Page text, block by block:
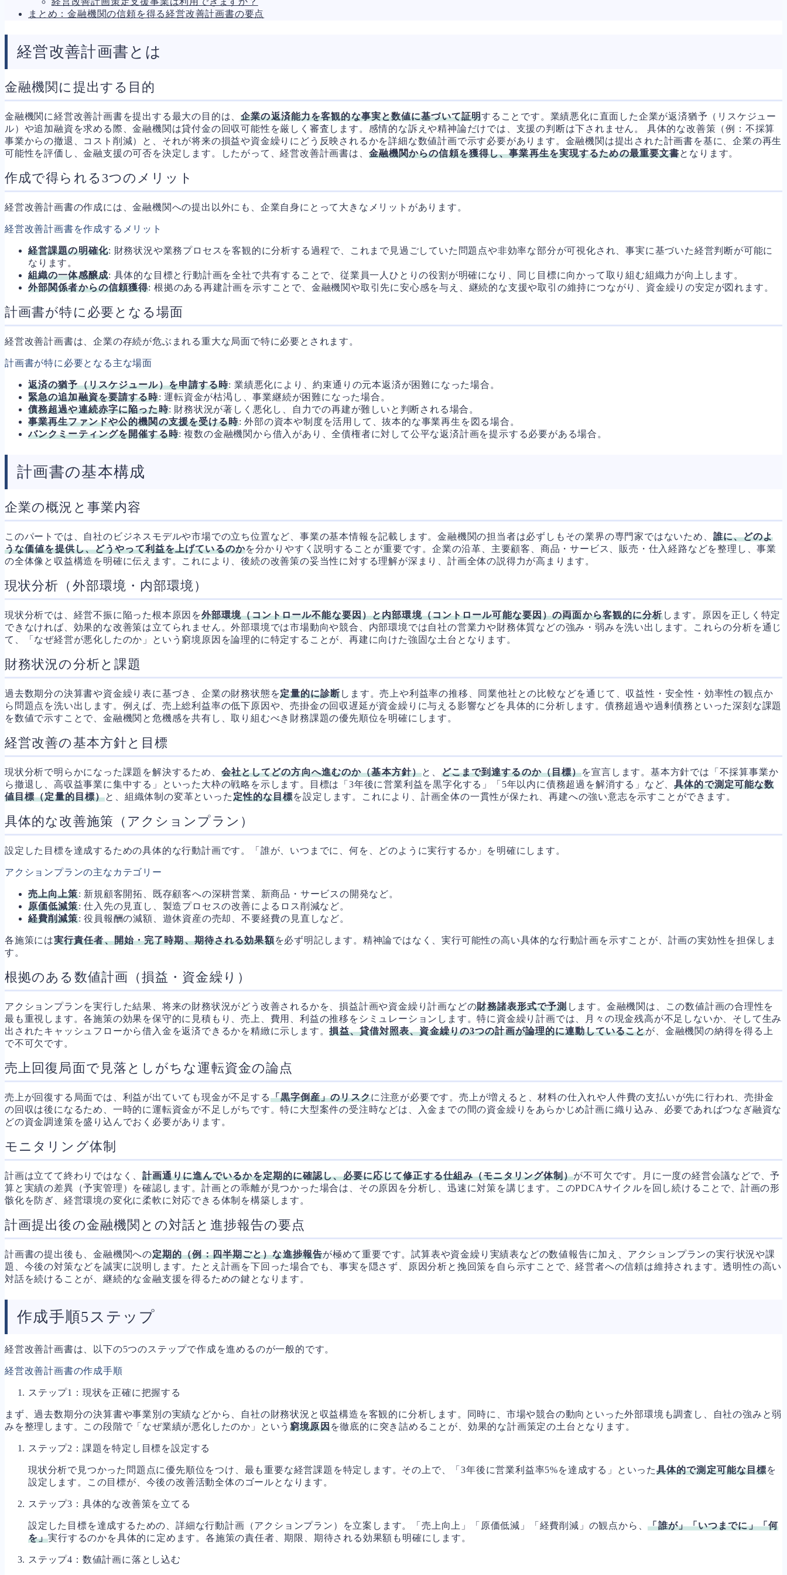
人事労務572
人件費21
労災・ハラスメント
149
解雇・退職129
品質・リコール 48
情報漏洩・サイバー269
手続701
私的整理151
法的整理 476
債権者対応19
まとめ：金融機関の信頼を得る経営改善計画書の要点
経営改善計画書とは
金融機関に提出する目的
金融機関に経営改善計画書を提出する最大の目的は、企業の返済能力を客観的な事実と数値に基づいて証明することです。業績悪化に直面した企業が返済猶予（リスケジュー
ル）や追加融資を求める際、金融機関は貸付金の回収可能性を厳しく審査します。感情的な訴えや精神論だけでは、支援の判断は下されません。 具体的な改善策（例：不採算
事業からの撤退、コスト削減）と、それが将来の損益や資金繰りにどう反映されるかを詳細な数値計画で示す必要があります。金融機関は提出された計画書を基に、企業の再生
可能性を評価し、金融支援の可否を決定します。したがって、経営改善計画書は、 金融機関からの信頼を獲得し、事業再生を実現するための最重要文書となります。
作成で得られる3つのメリット
経営改善計画書の作成には、金融機関への提出以外にも、企業自身にとって大きなメリットがあります。
経営改善計画書を作成するメリット
経営課題の明確化: 財務状況や業務プロセスを客観的に分析する過程で、これまで見過ごしていた問題点や非効率な部分が可視化され、事実に基づいた経営判断が可能に
なります。
組織の一体感醸成: 具体的な目標と行動計画を全社で共有することで、従業員一人ひとりの役割が明確になり、同じ目標に向かって取り組む組織力が向上します。
外部関係者からの信頼獲得: 根拠のある再建計画を示すことで、金融機関や取引先に安心感を与え、継続的な支援や取引の維持につながり、資金繰りの安定が図れます。
計画書が特に必要となる場面
経営改善計画書は、企業の存続が危ぶまれる重大な局面で特に必要とされます。
計画書が特に必要となる主な場面
返済の猶予（リスケジュール）を申請する時: 業績悪化により、約束通りの元本返済が困難になった場合。
緊急の追加融資を要請する時: 運転資金が枯渇し、事業継続が困難になった場合。
債務超過や連続赤字に陥った時: 財務状況が著しく悪化し、自力での再建が難しいと判断される場合。
事業再生ファンドや公的機関の支援を受ける時: 外部の資本や制度を活用して、抜本的な事業再生を図る場合。
バンクミーティングを開催する時: 複数の金融機関から借入があり、全債権者に対して公平な返済計画を提示する必要がある場合。
計画書の基本構成
企業の概況と事業内容
このパートでは、自社のビジネスモデルや市場での立ち位置など、事業の基本情報を記載します。金融機関の担当者は必ずしもその業界の専門家ではないため、 誰に、どのよ
うな価値を提供し、どうやって利益を上げているのかを分かりやすく説明することが重要です。企業の沿革、主要顧客、商品・サービス、販売・仕入経路などを整理し、事業
の全体像と収益構造を明確に伝えます。これにより、後続の改善策の妥当性に対する理解が深まり、計画全体の説得力が高まります。
現状分析（外部環境・内部環境）
現状分析では、経営不振に陥った根本原因を外部環境（コントロール不能な要因）と内部環境（コントロール可能な要因）の両面から客観的に分析します。原因を正しく特定
できなければ、効果的な改善策は立てられません。外部環境では市場動向や競合、内部環境では自社の営業力や財務体質などの強み・弱みを洗い出します。これらの分析を通じ
て、「なぜ経営が悪化したのか」という窮境原因を論理的に特定することが、再建に向けた強固な土台となります。
財務状況の分析と課題
過去数期分の決算書や資金繰り表に基づき、企業の財務状態を定量的に診断します。売上や利益率の推移、同業他社との比較などを通じて、収益性・安全性・効率性の観点か
ら問題点を洗い出します。例えば、売上総利益率の低下原因や、売掛金の回収遅延が資金繰りに与える影響などを具体的に分析します。債務超過や過剰債務といった深刻な課題
を数値で示すことで、金融機関と危機感を共有し、取り組むべき財務課題の優先順位を明確にします。
経営改善の基本方針と目標
現状分析で明らかになった課題を解決するため、 会社としてどの方向へ進むのか（基本方針）と、 どこまで到達するのか（目標）を宣言します。基本方針では「不採算事業か
ら撤退し、高収益事業に集中する」といった大枠の戦略を示します。目標は「3年後に営業利益を黒字化する」「5年以内に債務超過を解消する」など、具体的で測定可能な数
値目標（定量的目標）と、組織体制の変革といった定性的な目標を設定します。これにより、計画全体の一貫性が保たれ、再建への強い意志を示すことができます。
具体的な改善施策（アクションプラン）
設定した目標を達成するための具体的な行動計画です。「誰が、いつまでに、何を、どのように実行するか」を明確にします。
アクションプランの主なカテゴリー
売上向上策: 新規顧客開拓、既存顧客への深耕営業、新商品・サービスの開発など。
原価低減策: 仕入先の見直し、製造プロセスの改善によるロス削減など。
経費削減策: 役員報酬の減額、遊休資産の売却、不要経費の見直しなど。
各施策には実行責任者、開始・完了時期、期待される効果額を必ず明記します。精神論ではなく、実行可能性の高い具体的な行動計画を示すことが、計画の実効性を担保しま
す。
根拠のある数値計画（損益・資金繰り）
アクションプランを実行した結果、将来の財務状況がどう改善されるかを、損益計画や資金繰り計画などの財務諸表形式で予測します。金融機関は、この数値計画の合理性を
最も重視します。各施策の効果を保守的に見積もり、売上、費用、利益の推移をシミュレーションします。特に資金繰り計画では、月々の現金残高が不足しないか、そして生み
出されたキャッシュフローから借入金を返済できるかを精緻に示します。損益、貸借対照表、資金繰りの3つの計画が論理的に連動していることが、金融機関の納得を得る上
で不可欠です。
売上回復局面で見落としがちな運転資金の論点
売上が回復する局面では、利益が出ていても現金が不足する「黒字倒産」のリスクに注意が必要です。売上が増えると、材料の仕入れや人件費の支払いが先に行われ、売掛金
の回収は後になるため、一時的に運転資金が不足しがちです。特に大型案件の受注時などは、入金までの間の資金繰りをあらかじめ計画に織り込み、必要であればつなぎ融資な
どの資金調達策を盛り込んでおく必要があります。
モニタリング体制
計画は立てて終わりではなく、計画通りに進んでいるかを定期的に確認し、必要に応じて修正する仕組み（モニタリング体制）が不可欠です。月に一度の経営会議などで、予
算と実績の差異（予実管理）を確認します。計画との乖離が見つかった場合は、その原因を分析し、迅速に対策を講じます。このPDCAサイクルを回し続けることで、計画の形
骸化を防ぎ、経営環境の変化に柔軟に対応できる体制を構築します。
計画提出後の金融機関との対話と進捗報告の要点
計画書の提出後も、金融機関への定期的（例：四半期ごと）な進捗報告が極めて重要です。試算表や資金繰り実績表などの数値報告に加え、アクションプランの実行状況や課
題、今後の対策などを誠実に説明します。たとえ計画を下回った場合でも、事実を隠さず、原因分析と挽回策を自ら示すことで、経営者への信頼は維持されます。透明性の高い
対話を続けることが、継続的な金融支援を得るための鍵となります。
作成手順5ステップ
経営改善計画書は、以下の5つのステップで作成を進めるのが一般的です。
経営改善計画書の作成手順
ステップ1：現状を正確に把握する
まず、過去数期分の決算書や事業別の実績などから、自社の財務状況と収益構造を客観的に分析します。同時に、市場や競合の動向といった外部環境も調査し、自社の強みと弱
みを整理します。この段階で「なぜ業績が悪化したのか」という窮境原因を徹底的に突き詰めることが、効果的な計画策定の土台となります。
ステップ2：課題を特定し目標を設定する
現状分析で見つかった問題点に優先順位をつけ、最も重要な経営課題を特定します。その上で、「3年後に営業利益率5%を達成する」といった具体的で測定可能な目標を
設定します。この目標が、今後の改善活動全体のゴールとなります。
ステップ3：具体的な改善策を立てる
設定した目標を達成するための、詳細な行動計画（アクションプラン）を立案します。「売上向上」「原価低減」「経費削減」の観点から、「誰が」「いつまでに」「何
を」実行するのかを具体的に定めます。各施策の責任者、期限、期待される効果額も明確にします。
ステップ4：数値計画に落とし込む